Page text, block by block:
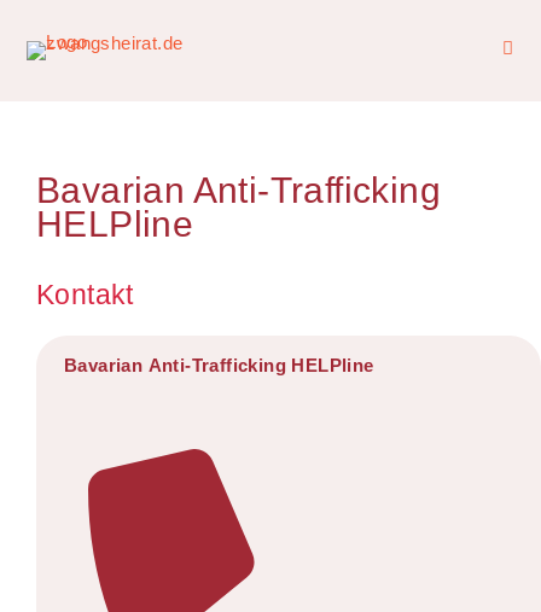
Bavarian Anti-Trafficking
HELPline
Kontakt
Bavarian Anti-Trafficking HELPline